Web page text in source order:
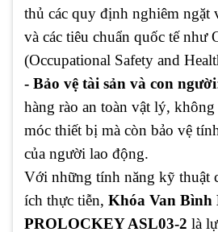
thủ các quy định nghiêm ngặt
và các tiêu chuẩn quốc tế như
(Occupational Safety and
- Bảo vệ tài sản và con người
hàng rào an toàn vật lý,
móc thiết bị mà còn bảo vệ
của người lao động.
Với những tính năng kỹ thuật
ích thực tiễn, Khóa Van Bình
PROLOCKEY ASL03-2 là